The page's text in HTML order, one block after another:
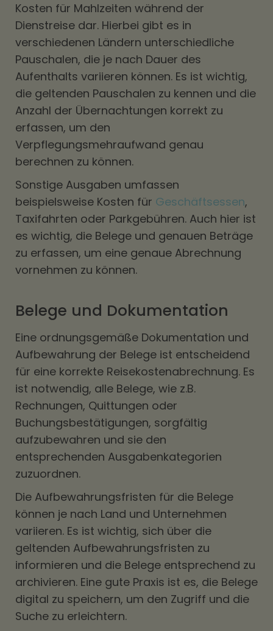
Kosten für Mahlzeiten während der
Dienstreise dar. Hierbei gibt es in
verschiedenen Ländern unterschiedliche
Pauschalen, die je nach Dauer des
Aufenthalts variieren können. Es ist wichtig,
die geltenden Pauschalen zu kennen und die
Anzahl der Übernachtungen korrekt zu
erfassen, um den
Verpflegungsmehraufwand genau
berechnen zu können.
Sonstige Ausgaben umfassen
beispielsweise Kosten für Geschäftsessen,
Taxifahrten oder Parkgebühren. Auch hier ist
es wichtig, die Belege und genauen Beträge
zu erfassen, um eine genaue Abrechnung
vornehmen zu können.
Belege und Dokumentation
Eine ordnungsgemäße Dokumentation und
Aufbewahrung der Belege ist entscheidend
für eine korrekte Reisekostenabrechnung. Es
ist notwendig, alle Belege, wie z.B.
Rechnungen, Quittungen oder
Buchungsbestätigungen, sorgfältig
aufzubewahren und sie den
entsprechenden Ausgabenkategorien
zuzuordnen.
Die Aufbewahrungsfristen für die Belege
können je nach Land und Unternehmen
variieren. Es ist wichtig, sich über die
geltenden Aufbewahrungsfristen zu
informieren und die Belege entsprechend zu
archivieren. Eine gute Praxis ist es, die Belege
digital zu speichern, um den Zugriff und die
Suche zu erleichtern.